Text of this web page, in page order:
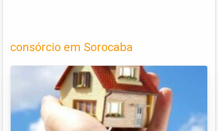
consórcio em Sorocaba